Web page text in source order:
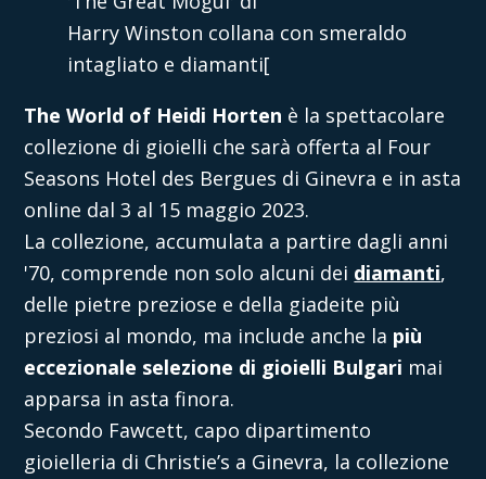
Harry Winston collana con smeraldo
intagliato e diamanti[
The World of Heidi Horten è la spettacolare
collezione di gioielli che sarà offerta al Four
Seasons Hotel des Bergues di Ginevra e in asta
online dal 3 al 15 maggio 2023.
La collezione, accumulata a partire dagli anni
'70, comprende non solo alcuni dei diamanti,
delle pietre preziose e della giadeite più
preziosi al mondo, ma include anche la più
eccezionale selezione di gioielli Bulgari mai
apparsa in asta finora.
Secondo Fawcett, capo dipartimento
gioielleria di Christie’s a Ginevra, la collezione